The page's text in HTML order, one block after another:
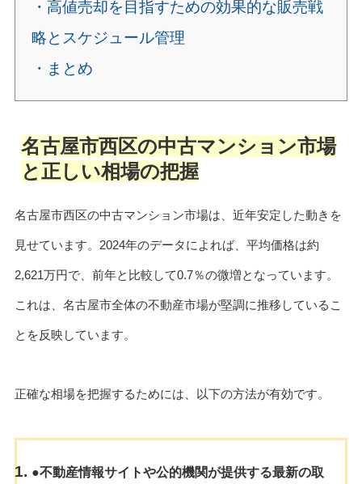
・高値売却を目指すための効果的な販売戦
略とスケジュール管理
・まとめ
名古屋市西区の中古マンション市場
と正しい相場の把握
名古屋市西区の中古マンション市場は、近年安定した動きを
見せています。2024年のデータによれば、平均価格は約
2,621万円で、前年と比較して0.7％の微増となっています。
これは、名古屋市全体の不動産市場が堅調に推移しているこ
とを反映しています。
正確な相場を把握するためには、以下の方法が有効です。
●不動産情報サイトや公的機関が提供する最新の取